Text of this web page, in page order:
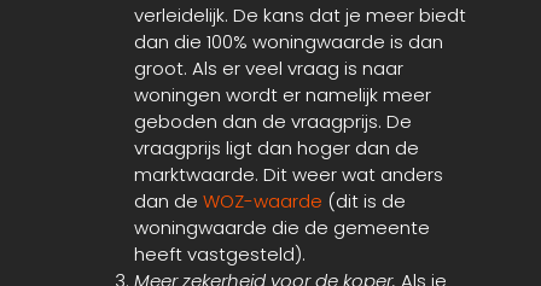
verleidelijk. De kans dat je meer biedt
dan die 100% woningwaarde is dan
groot. Als er veel vraag is naar
woningen wordt er namelijk meer
geboden dan de vraagprijs. De
vraagprijs ligt dan hoger dan de
marktwaarde. Dit weer wat anders
dan de WOZ-waarde (dit is de
woningwaarde die de gemeente
heeft vastgesteld).
Meer zekerheid voor de koper. Als je